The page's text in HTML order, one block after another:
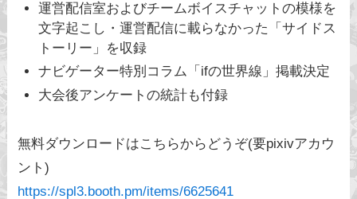
運営配信室およびチームボイスチャットの模様を
文字起こし・運営配信に載らなかった「サイドス
トーリー」を収録
ナビゲーター特別コラム「ifの世界線」掲載決定
大会後アンケートの統計も付録
無料ダウンロードはこちらからどうぞ(要pixivアカウ
ント)
https://spl3.booth.pm/items/6625641